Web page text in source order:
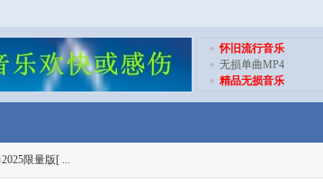
怀旧流行音乐
无损单曲MP4
精品无损音乐
限量版[ ...